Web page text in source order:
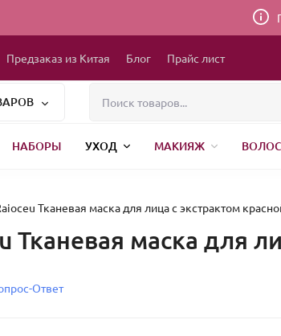
Предзаказ из Китая Блог Прайс лист
НАБОРЫ УХОД МАКИЯЖ
Тканевая маска для лица с экстрактом
Тканевая маска для
Ответ